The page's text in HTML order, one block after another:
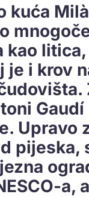
kuća
kao
i krov
Upravo
pijeska,
a,